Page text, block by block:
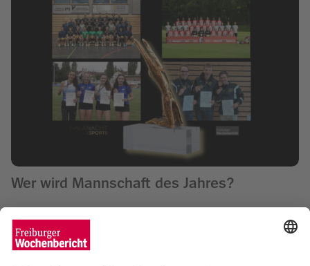
Wer wird Mannschaft des Jahres?